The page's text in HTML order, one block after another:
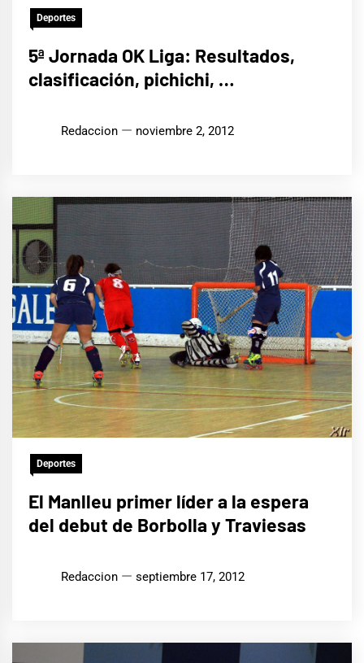
Deportes
5ª Jornada OK Liga: Resultados,
clasificación, pichichi, …
Redaccion noviembre 2, 2012
Deportes
El Manlleu primer líder a la espera
del debut de Borbolla y Traviesas
Redaccion septiembre 17, 2012